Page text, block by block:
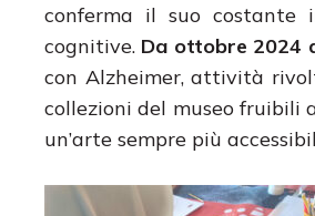
conferma il suo costante
cognitive. Da ottobre 2024
con Alzheimer, attività
collezioni del museo fruibili
un’arte sempre più